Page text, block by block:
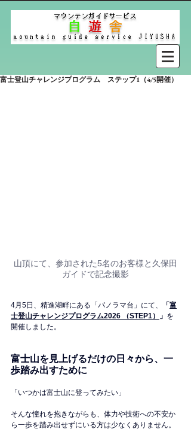
富士登山チャレンジプログラム ステップ1（4/5開催）
山頂にて、参加された5名のお客様と久保田
ガイドで記念撮影
4月5日、精進湖畔にある「パノラマ台」にて、 「富
士登山チャレンジプログラム2026 （STEP1）
」 を
開催しました。
富士山を見上げるだけの日々から、一
歩踏み出すために
「いつかは富士山に登ってみたい」
そんな憧れを抱きながらも、体力や技術への不安か
ら一歩を踏み出せずにいる方は少なくありません。